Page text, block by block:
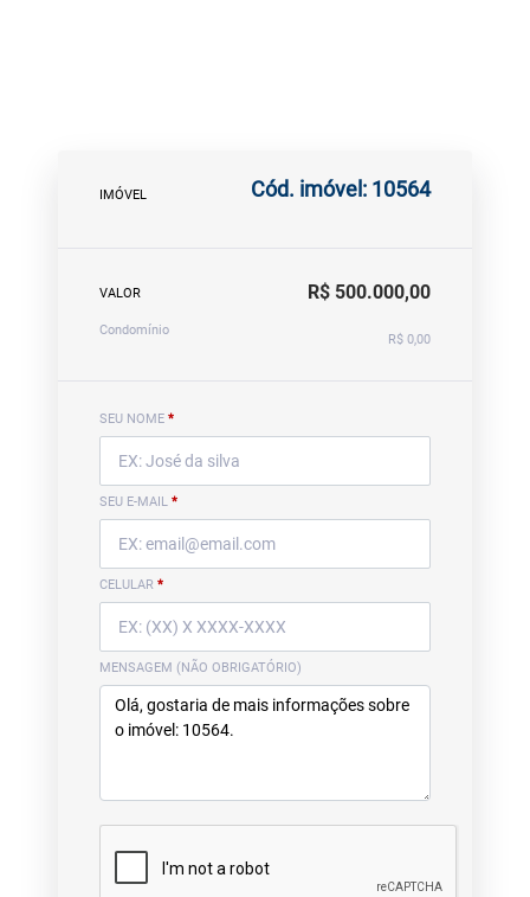
IMÓVEL Cód. imóvel: 10564
VALOR R$ 500.000,00
Condomínio
R$ 0,00
SEU NOME *
SEU E-MAIL *
CELULAR *
MENSAGEM (NÃO OBRIGATÓRIO)